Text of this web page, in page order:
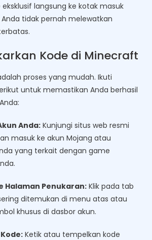
langsung ke kotak masuk
tidak pernah melewatkan
Kode di Minecraft
proses yang mudah. Ikuti
untuk memastikan Anda berhasil
Anda:Kunjungi situs web resmi
masuk ke akun Mojang atau
yang terkait dengan game
Halaman Penukaran: Klik pada tab
ditemukan di menu atas atau
khusus di dasbor akun.
Ketik atau tempelkan kode